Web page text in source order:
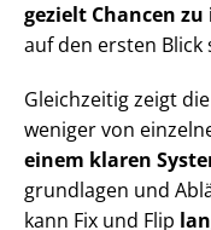
gezielt Chancen
auf den ersten Blick
Gleichzeitig zeigt
weniger von
einem klaren
grund­la­gen und
kann Fix und Flip